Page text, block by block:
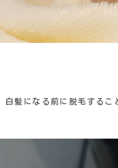
白髪になる前に脱毛するこ